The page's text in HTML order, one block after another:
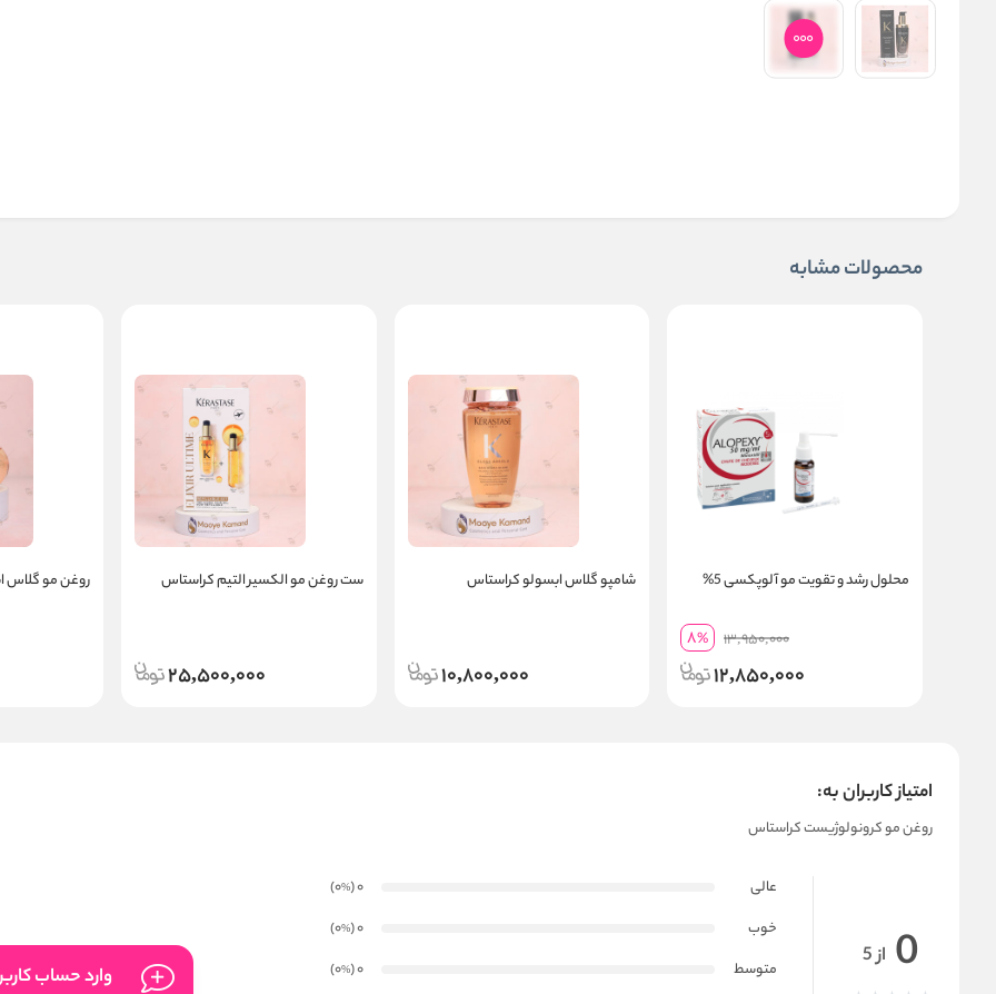
محصولات مشابه
محلول رشد و تقویت مو آلوپکسی 5%
13,950,000
8%
12,850,000
شامپو گلاس ابسولو کراستاس
10,800,000
ست روغن مو الکسیر التیم کراستاس
25,500,000
روغن مو گلاس
امتیاز کاربران به:
روغن مو کرونولوژیست کراستاس
0 از 5
عالی 0
(0
%
)
خوب
0
(0
%
)
متوسط
0
(0
%
)
وارد حساب